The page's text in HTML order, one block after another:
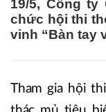
19/5, Công ty
chức hội thi
vinh “Bàn tay
Tham gia hội